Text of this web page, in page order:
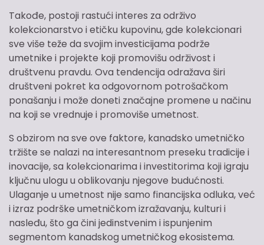
Takođe, postoji rastući interes za održivo
kolekcionarstvo i etičku kupovinu, gde kolekcionari
sve više teže da svojim investicijama podrže
umetnike i projekte koji promovišu održivost i
društvenu pravdu. Ova tendencija odražava širi
društveni pokret ka odgovornom potrošačkom
ponašanju i može doneti značajne promene u načinu
na koji se vrednuje i promoviše umetnost.
S obzirom na sve ove faktore, kanadsko umetničko
tržište se nalazi na interesantnom preseku tradicije i
inovacije, sa kolekcionarima i investitorima koji igraju
ključnu ulogu u oblikovanju njegove budućnosti.
Ulaganje u umetnost nije samo financijska odluka, već
i izraz podrške umetničkom izražavanju, kulturi i
nasleđu, što ga čini jedinstvenim i ispunjenim
segmentom kanadskog umetničkog ekosistema.